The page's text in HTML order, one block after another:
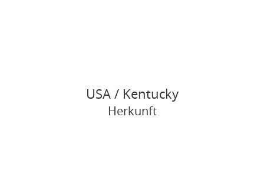
USA / Kentucky
Herkunft